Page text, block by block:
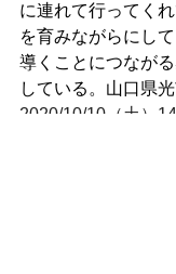
に連れて行ってく
を育みながらにし
導くことにつなが
している。山口県
2020/10/10（土）